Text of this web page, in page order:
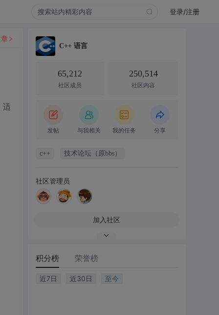
登录/注册
适
C++ 语言
65,212
社区成员
250,514
社区内容
发帖 与我相关 我的任务 分享
c++ 技术论坛（原bbs）
社区管理员
加入社区
积分榜 荣誉榜
近7日 近30日 至今